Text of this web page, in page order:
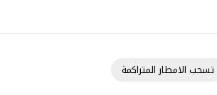
تسحب الامطار المتراكمة